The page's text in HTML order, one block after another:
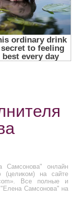
Самсонова" онлайн
(целиком) на сайте
Все полные и
"Елена Самсонова" на